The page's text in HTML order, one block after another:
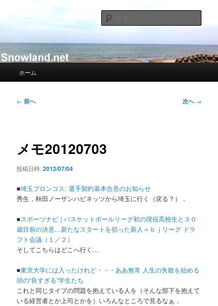
ン
テ
Nacky – Snowland.net
索
ホーム
投
ー
ョ
← 前へ 次へ→
メモ20120703
投稿日時:2012/07/04
■埼玉ブロンコス: 選手契約基本合意のお知らせ
秀生，秋田ノーザンハピネッツから埼玉に行く（戻る？）．
■スポーツナビ | バスケットボールリーグ初の現役高校生と３０
歳目前の決意…新たなスタートを切った新人＝ｂｊリーグ ドラ
フト会議（１／２）
そしてこちらはどこへ行く…
■東京大学には入ったけれど・・・ああ無常 人生の失敗を始める
頭の“良すぎる”学生たち
これと同じタイプの問題を抱えている人を（そんな部下を抱えて
いる経営者とか上司とかを）いろんなところで見るなぁ．